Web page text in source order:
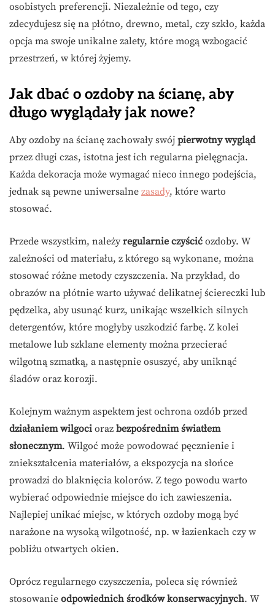
osobistych preferencji. Niezależnie od tego, czy
zdecydujesz się na płótno, drewno, metal, czy szkło, każda
opcja ma swoje unikalne zalety, które mogą wzbogacić
przestrzeń, w której żyjemy.
Jak dbać o ozdoby na ścianę, aby
długo wyglądały jak nowe?
Aby ozdoby na ścianę zachowały swój pierwotny wygląd
przez długi czas, istotna jest ich regularna pielęgnacja.
Każda dekoracja może wymagać nieco innego podejścia,
jednak są pewne uniwersalne zasady, które warto
stosować.
Przede wszystkim, należy regularnie czyścić ozdoby. W
zależności od materiału, z którego są wykonane, można
stosować różne metody czyszczenia. Na przykład, do
obrazów na płótnie warto używać delikatnej ściereczki lub
pędzelka, aby usunąć kurz, unikając wszelkich silnych
detergentów, które mogłyby uszkodzić farbę. Z kolei
metalowe lub szklane elementy można przecierać
wilgotną szmatką, a następnie osuszyć, aby uniknąć
śladów oraz korozji.
Kolejnym ważnym aspektem jest ochrona ozdób przed
działaniem wilgoci oraz bezpośrednim światłem
słonecznym. Wilgoć może powodować pęcznienie i
zniekształcenia materiałów, a ekspozycja na słońce
prowadzi do blaknięcia kolorów. Z tego powodu warto
wybierać odpowiednie miejsce do ich zawieszenia.
Najlepiej unikać miejsc, w których ozdoby mogą być
narażone na wysoką wilgotność, np. w łazienkach czy w
pobliżu otwartych okien.
Oprócz regularnego czyszczenia, poleca się również
stosowanie odpowiednich środków konserwacyjnych. W